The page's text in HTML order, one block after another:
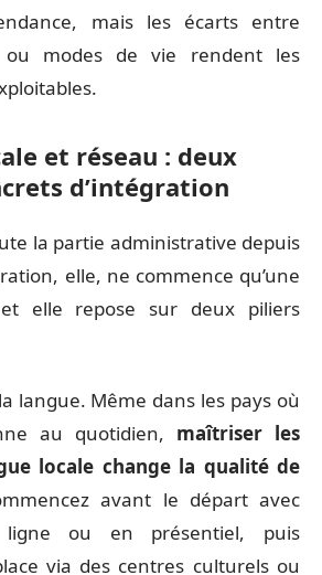
mais les écarts entre
ou modes de vie rendent les
et réseau : deux
d’intégration
la partie administrative depuis
elle, ne commence qu’une
elle repose sur deux piliers
langue. Même dans les pays où
au quotidien, maîtriser les
locale change la qualité de
avant le départ avec
ou en présentiel, puis
via des centres culturels ou